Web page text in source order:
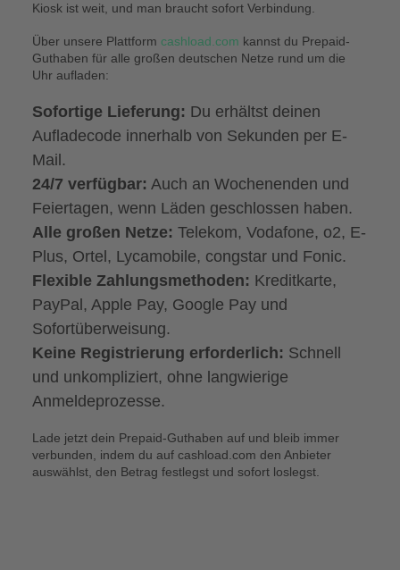
Kiosk ist weit, und man braucht sofort Verbindung.
Über unsere Plattform cashload.com kannst du Prepaid-
Guthaben für alle großen deutschen Netze rund um die
Uhr aufladen:
Sofortige Lieferung: Du erhältst deinen
Aufladecode innerhalb von Sekunden per E-
Mail.
24/7 verfügbar: Auch an Wochenenden und
Feiertagen, wenn Läden geschlossen haben.
Alle großen Netze: Telekom, Vodafone, o2, E-
Plus, Ortel, Lycamobile, congstar und Fonic.
Flexible Zahlungsmethoden: Kreditkarte,
PayPal, Apple Pay, Google Pay und
Sofortüberweisung.
Keine Registrierung erforderlich: Schnell
und unkompliziert, ohne langwierige
Anmeldeprozesse.
Lade jetzt dein Prepaid-Guthaben auf und bleib immer
verbunden, indem du auf cashload.com den Anbieter
auswählst, den Betrag festlegst und sofort loslegst.